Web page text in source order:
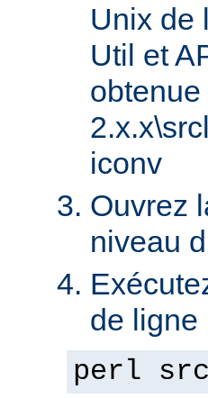
Unix de
Util et
iconv
Ouvrez
niveau
de ligne
perl